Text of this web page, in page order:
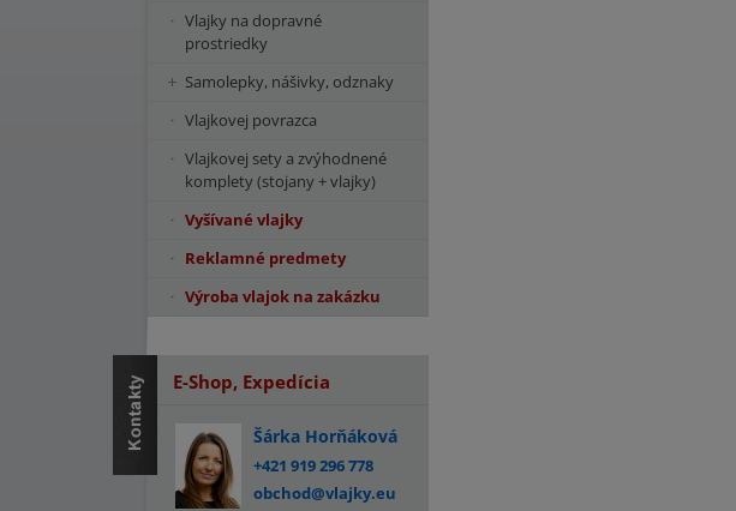
Vlajky na dopravné
prostriedky
Samolepky, nášivky, odznaky
Vlajkovej povrazca
Vlajkovej sety a zvýhodnené
komplety (stojany + vlajky)
Vyšívané vlajky
Reklamné predmety
Výroba vlajok na zakázku
E-Shop, Expedícia
Šárka Horňáková
+421 919 296 778
obchod@vlajky.eu